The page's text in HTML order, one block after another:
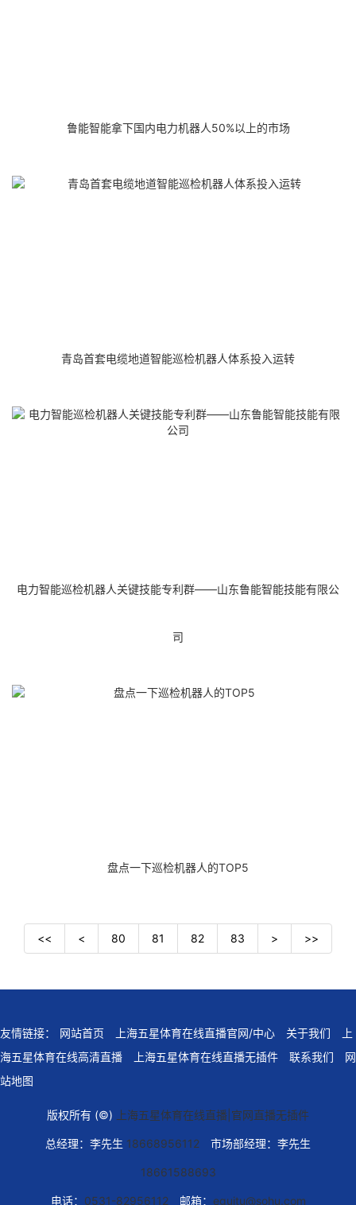
鲁能智能拿下国内电力机器人50%以上的市场
青岛首套电缆地道智能巡检机器人体系投入运转
电力智能巡检机器人关键技能专利群——山东鲁能智能技能有限公
司
盘点一下巡检机器人的TOP5
<< < 80 81 82 83 > >>
友情链接： 网站首页 上海五星体育在线直播官网/中心 关于我们
上
海五星体育在线高清直播
上海五星体育在线直播无插件 联系我们
网
站地图
版权所有 (©) 上海五星体育在线直播|官网直播无插件
总经理：李先生 18668956112 市场部经理：李先生
18661588693
电话： 0531-82956112邮箱： eguitu@sohu.com